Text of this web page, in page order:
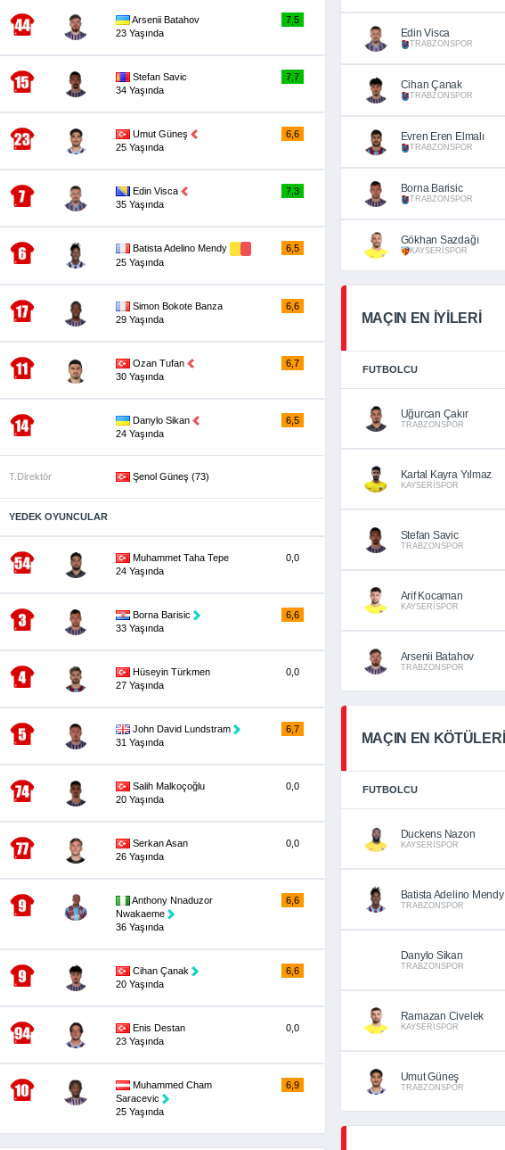
Arsenii Batahov
23 Yaşında
7,5
Stefan Savic
34 Yaşında
7,7
Umut Güneş
25 Yaşında
6,6
Edin Visca
35 Yaşında
7,3
Batista Adelino Mendy
25 Yaşında
6,5
Simon Bokote Banza
29 Yaşında
6,6
Ozan Tufan
30 Yaşında
6,7
Danylo Sikan
24 Yaşında
6,5
T.Direktör Şenol Güneş (73)
YEDEK OYUNCULAR
Muhammet Taha Tepe
24 Yaşında
0,0
Borna Barisic
33 Yaşında
6,6
Hüseyin Türkmen
27 Yaşında
0,0
John David Lundstram
31 Yaşında
6,7
Salih Malkoçoğlu
20 Yaşında
0,0
Serkan Asan
26 Yaşında
0,0
Anthony Nnaduzor
Nwakaeme
36 Yaşında
6,6
Cihan Çanak
20 Yaşında
6,6
Enis Destan
23 Yaşında
0,0
Muhammed Cham
Saracevic
25 Yaşında
6,9
Edin Visca
TRABZONSPOR
Cihan Çanak
TRABZONSPOR
Evren Eren Elmalı
TRABZONSPOR
Borna Barisic
TRABZONSPOR
Gökhan Sazdağı
KAYSERİSPOR
MAÇIN EN İYİLERİ
FUTBOLCU
Uğurcan Çakır
TRABZONSPOR
Kartal Kayra Yılmaz
KAYSERİSPOR
Stefan Savic
TRABZONSPOR
Arif Kocaman
KAYSERİSPOR
Arsenii Batahov
TRABZONSPOR
MAÇIN EN KÖTÜLERİ
FUTBOLCU
Duckens Nazon
KAYSERİSPOR
Batista Adelino Mendy
TRABZONSPOR
Danylo Sikan
TRABZONSPOR
Ramazan Civelek
KAYSERİSPOR
Umut Güneş
TRABZONSPOR